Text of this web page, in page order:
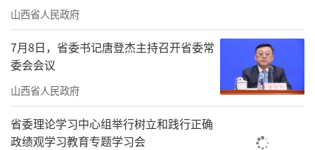
山西省人民政府
7月8日，省委书记唐登杰主持召开省委常
委会会议
山西省人民政府
省委理论学习中心组举行树立和践行正确
政绩观学习教育专题学习会